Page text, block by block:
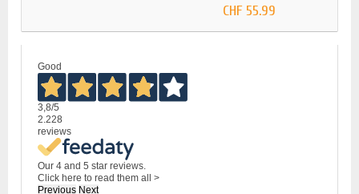
CHF 55.99
Good
3,8/5
2.228
reviews
Our 4 and 5 star reviews.
Click here to read them all >
Previous Next